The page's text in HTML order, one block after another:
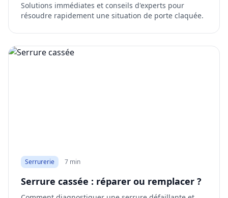
Solutions immédiates et conseils d'experts pour
résoudre rapidement une situation de porte claquée.
Serrurerie 7 min
Serrure cassée : réparer ou remplacer ?